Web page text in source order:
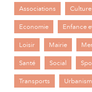
Associations Culture
Economie Enfance
Loisir Mairie
Santé Social
Transports